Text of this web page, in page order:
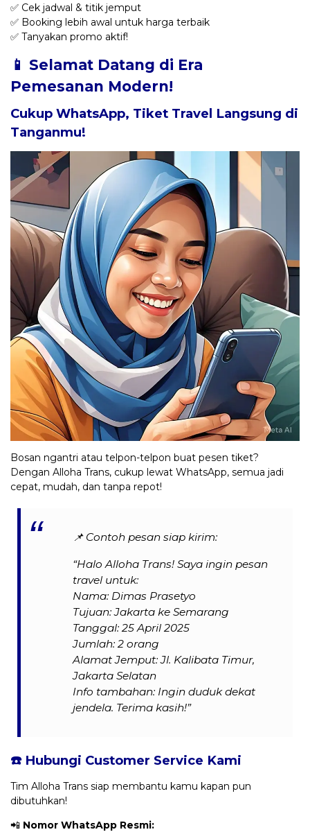
✅ Cek jadwal & titik jemput
✅ Booking lebih awal untuk harga terbaik
✅ Tanyakan promo aktif!
📱 Selamat Datang di Era
Pemesanan Modern!
Cukup WhatsApp, Tiket Travel Langsung di
Tanganmu!
Bosan ngantri atau telpon-telpon buat pesen tiket?
Dengan Alloha Trans, cukup lewat WhatsApp, semua jadi
cepat, mudah, dan tanpa repot!
📌 Contoh pesan siap kirim:
“Halo Alloha Trans! Saya ingin pesan
travel untuk:
Nama: Dimas Prasetyo
Tujuan: Jakarta ke Semarang
Tanggal: 25 April 2025
Jumlah: 2 orang
Alamat Jemput: Jl. Kalibata Timur,
Jakarta Selatan
Info tambahan: Ingin duduk dekat
jendela. Terima kasih!”
☎️ Hubungi Customer Service Kami
Tim Alloha Trans siap membantu kamu kapan pun
dibutuhkan!
📲 Nomor WhatsApp Resmi: